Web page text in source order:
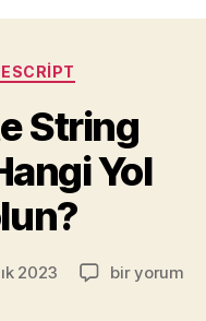
String
Yol
2023 bir yorum